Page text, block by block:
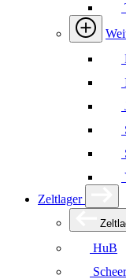
Zeltlager
HuB